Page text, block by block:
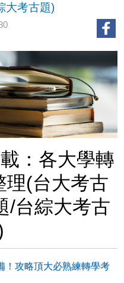
大考古題)
：各大學轉
理(台大考古
/台綜大考古
！攻略頂大必熟練轉學考